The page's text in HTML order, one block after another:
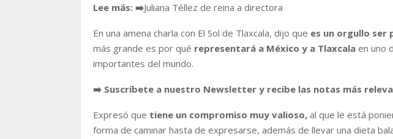
Lee más: ➡️Juliana Téllez de reina a directora
En una amena charla con El Sol de Tlaxcala, dijo que es un orgullo ser
más grande es por qué representará a México y a Tlaxcala en uno
importantes del mundo.
➡️ Suscríbete a nuestro Newsletter y recibe las notas más
Expresó que tiene un compromiso muy valioso, al que le está
forma de caminar hasta de expresarse, además de llevar una dieta